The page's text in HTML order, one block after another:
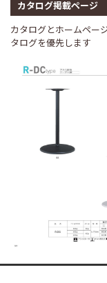
カタログ掲載ページ
カタログとホームペー
タログを優先します